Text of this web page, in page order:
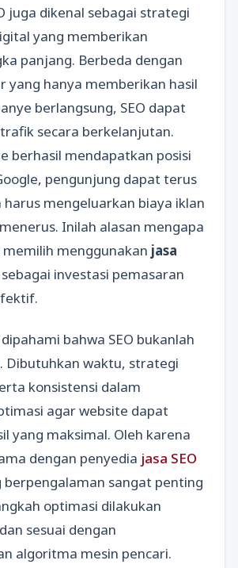
juga dikenal sebagai strategi
yang memberikan
panjang. Berbeda dengan
yang hanya memberikan hasil
berlangsung, SEO dapat
secara berkelanjutan.
berhasil mendapatkan posisi
pengunjung dapat terus
mengeluarkan biaya iklan
Inilah alasan mengapa
memilih menggunakan jasa
sebagai investasi pemasaran
bahwa SEO bukanlah
Dibutuhkan waktu, strategi
konsistensi dalam
agar website dapat
yang maksimal. Oleh karena
dengan penyedia jasa SEO
berpengalaman sangat penting
optimasi dilakukan
sesuai dengan
algoritma mesin pencari.